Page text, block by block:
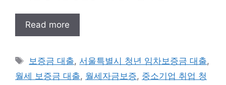
Read more
태
그
보증금 대출, 서울특별시 청년 임차보증금 대출,
월세 보증금 대출, 월세자금보증, 중소기업 취업 청